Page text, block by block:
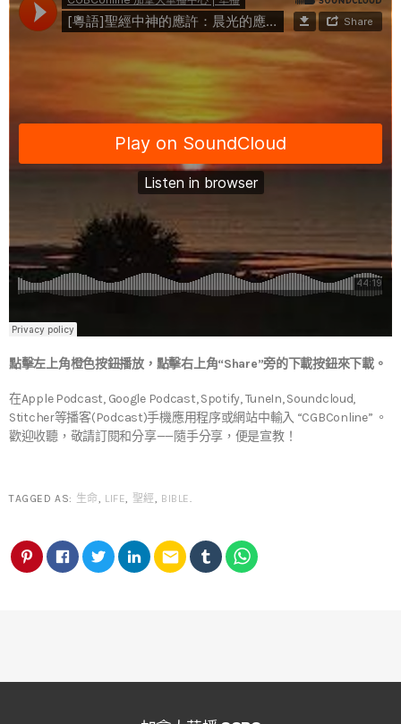
點擊左上角橙色按鈕播放，點擊右上角“Share”旁的下載按鈕來下載。
在Apple Podcast, Google Podcast, Spotify, TuneIn, Soundcloud,
Stitcher等播客(Podcast)手機應用程序或網站中輸入 “CGBConline” 。
歡迎收聽，敬請訂閱和分享——隨手分享，便是宣教！
TAGGED AS: 生命, LIFE, 聖經, BIBLE.
email